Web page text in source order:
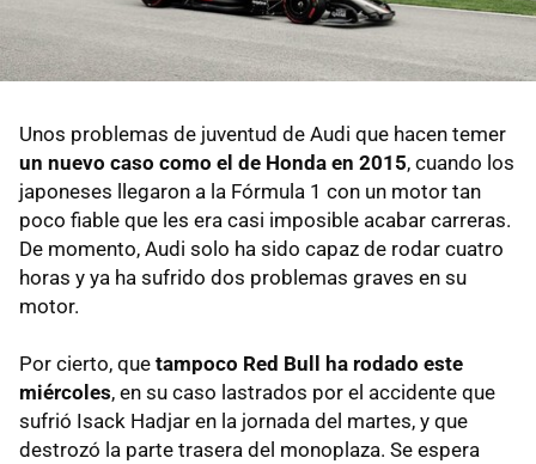
Unos problemas de juventud de Audi que hacen temer
un nuevo caso como el de Honda en 2015, cuando los
japoneses llegaron a la Fórmula 1 con un motor tan
poco fiable que les era casi imposible acabar carreras.
De momento, Audi solo ha sido capaz de rodar cuatro
horas y ya ha sufrido dos problemas graves en su
motor.
Por cierto, que tampoco Red Bull ha rodado este
miércoles, en su caso lastrados por el accidente que
sufrió Isack Hadjar en la jornada del martes, y que
destrozó la parte trasera del monoplaza. Se espera